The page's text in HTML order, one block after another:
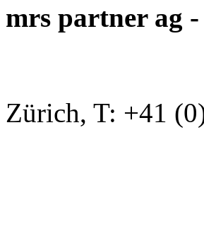
mrs partner ag -
Zürich, T: +41